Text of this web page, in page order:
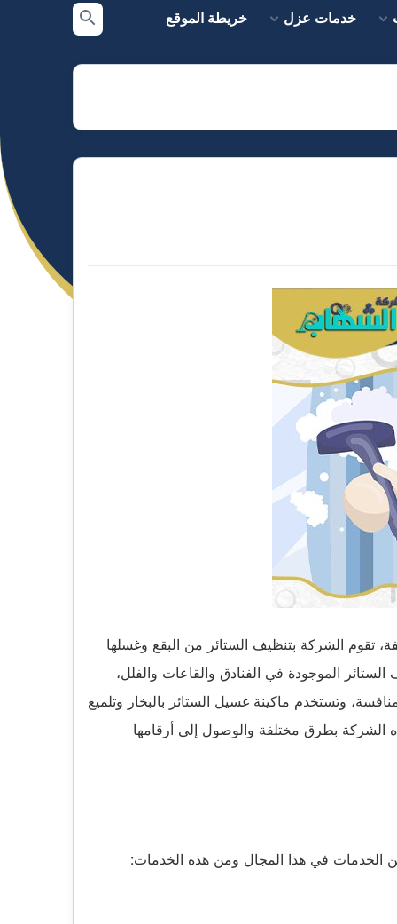
خدمات عزل خريطة الموقع
بحث
تقوم الشركة بتنظيف الستائر من البقع وغسلها
الموجودة في الفنادق والقاعات والفلل،
وتستخدم ماكينة غسيل الستائر بالبخار وتلميع
الشركة بطرق مختلفة والوصول إلى أرقامها
الخدمات في هذا المجال ومن هذه الخدمات: